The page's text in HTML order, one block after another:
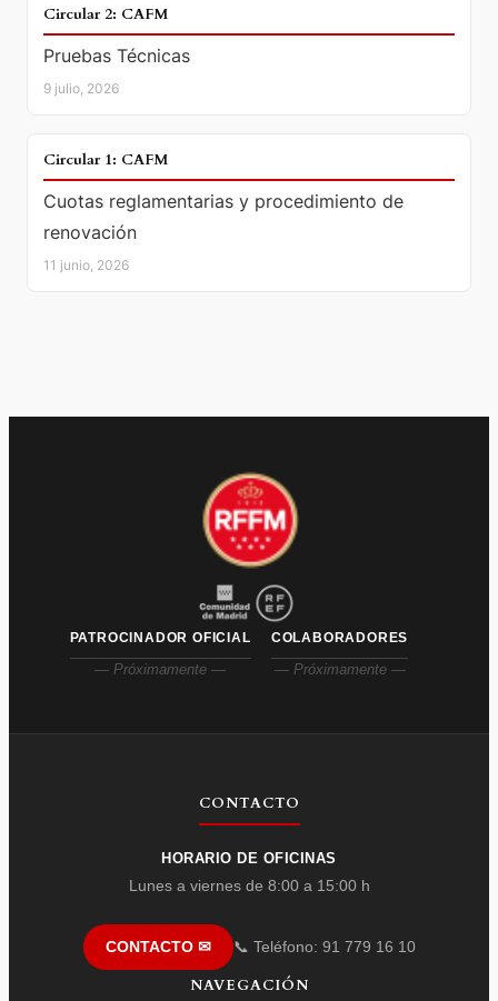
DOCUMENTO
Circular 2: CAFM
Pruebas Técnicas
9 julio, 2026
DOCUMENTO
Circular 1: CAFM
Cuotas reglamentarias y procedimiento de
renovación
11 junio, 2026
PATROCINADOR OFICIAL
— Próximamente —
COLABORADORES
— Próximamente —
CONTACTO
HORARIO DE OFICINAS
Lunes a viernes de 8:00 a 15:00 h
CONTACTO ✉ 📞 Teléfono: 91 779 16 10
NAVEGACIÓN